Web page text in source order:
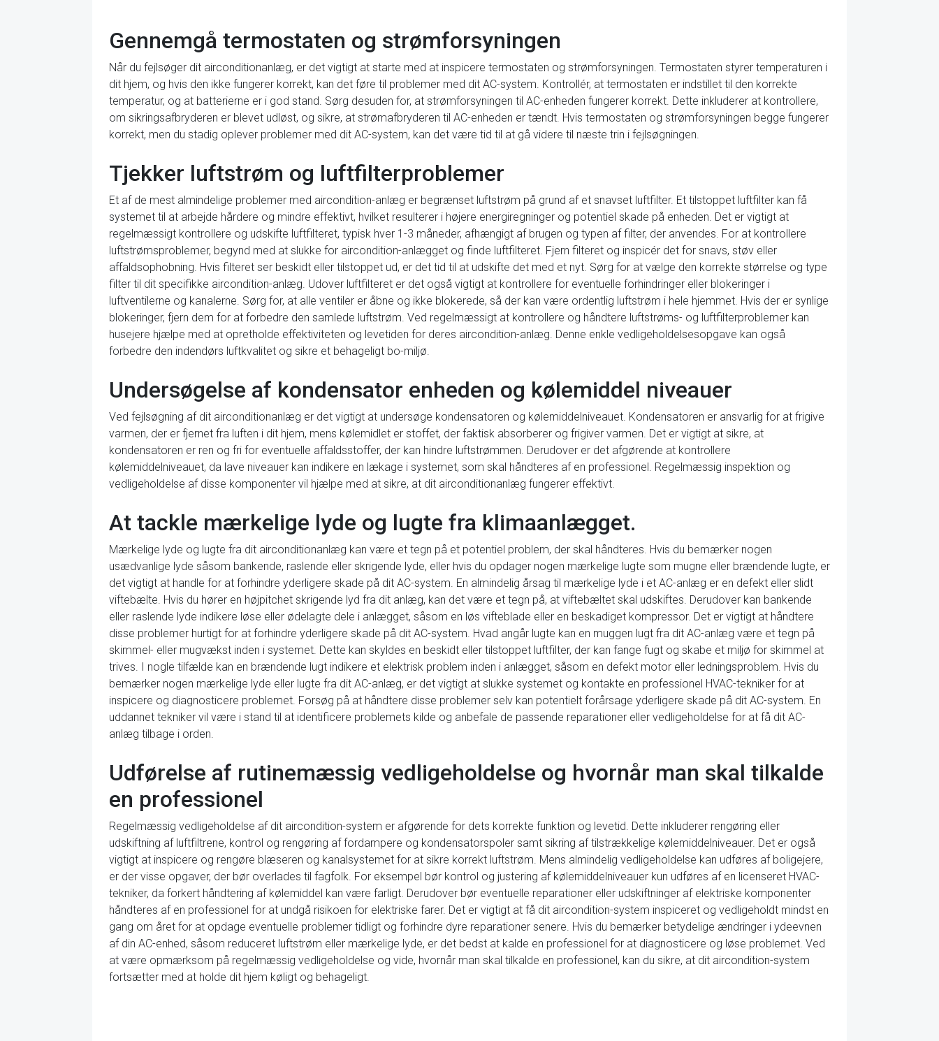
Gennemgå termostaten og strømforsyningen
Når du fejlsøger dit airconditionanlæg, er det vigtigt at starte med at inspicere termostaten og strømforsyningen. Termostaten styrer temperaturen i
dit hjem, og hvis den ikke fungerer korrekt, kan det føre til problemer med dit AC-system. Kontrollér, at termostaten er indstillet til den korrekte
temperatur, og at batterierne er i god stand. Sørg desuden for, at strømforsyningen til AC-enheden fungerer korrekt. Dette inkluderer at kontrollere,
om sikringsafbryderen er blevet udløst, og sikre, at strømafbryderen til AC-enheden er tændt. Hvis termostaten og strømforsyningen begge fungerer
korrekt, men du stadig oplever problemer med dit AC-system, kan det være tid til at gå videre til næste trin i fejlsøgningen.
Tjekker luftstrøm og luftfilterproblemer
Et af de mest almindelige problemer med aircondition-anlæg er begrænset luftstrøm på grund af et snavset luftfilter. Et tilstoppet luftfilter kan få
systemet til at arbejde hårdere og mindre effektivt, hvilket resulterer i højere energiregninger og potentiel skade på enheden. Det er vigtigt at
regelmæssigt kontrollere og udskifte luftfilteret, typisk hver 1-3 måneder, afhængigt af brugen og typen af filter, der anvendes. For at kontrollere
luftstrømsproblemer, begynd med at slukke for aircondition-anlægget og finde luftfilteret. Fjern filteret og inspicér det for snavs, støv eller
affaldsophobning. Hvis filteret ser beskidt eller tilstoppet ud, er det tid til at udskifte det med et nyt. Sørg for at vælge den korrekte størrelse og type
filter til dit specifikke aircondition-anlæg. Udover luftfilteret er det også vigtigt at kontrollere for eventuelle forhindringer eller blokeringer i
luftventilerne og kanalerne. Sørg for, at alle ventiler er åbne og ikke blokerede, så der kan være ordentlig luftstrøm i hele hjemmet. Hvis der er synlige
blokeringer, fjern dem for at forbedre den samlede luftstrøm. Ved regelmæssigt at kontrollere og håndtere luftstrøms- og luftfilterproblemer kan
husejere hjælpe med at opretholde effektiviteten og levetiden for deres aircondition-anlæg. Denne enkle vedligeholdelsesopgave kan også
forbedre den indendørs luftkvalitet og sikre et behageligt bo-miljø.
Undersøgelse af kondensator enheden og kølemiddel niveauer
Ved fejlsøgning af dit airconditionanlæg er det vigtigt at undersøge kondensatoren og kølemiddelniveauet. Kondensatoren er ansvarlig for at frigive
varmen, der er fjernet fra luften i dit hjem, mens kølemidlet er stoffet, der faktisk absorberer og frigiver varmen. Det er vigtigt at sikre, at
kondensatoren er ren og fri for eventuelle affaldsstoffer, der kan hindre luftstrømmen. Derudover er det afgørende at kontrollere
kølemiddelniveauet, da lave niveauer kan indikere en lækage i systemet, som skal håndteres af en professionel. Regelmæssig inspektion og
vedligeholdelse af disse komponenter vil hjælpe med at sikre, at dit airconditionanlæg fungerer effektivt.
At tackle mærkelige lyde og lugte fra klimaanlægget.
Mærkelige lyde og lugte fra dit airconditionanlæg kan være et tegn på et potentiel problem, der skal håndteres. Hvis du bemærker nogen
usædvanlige lyde såsom bankende, raslende eller skrigende lyde, eller hvis du opdager nogen mærkelige lugte som mugne eller brændende lugte, er
det vigtigt at handle for at forhindre yderligere skade på dit AC-system. En almindelig årsag til mærkelige lyde i et AC-anlæg er en defekt eller slidt
viftebælte. Hvis du hører en højpitchet skrigende lyd fra dit anlæg, kan det være et tegn på, at viftebæltet skal udskiftes. Derudover kan bankende
eller raslende lyde indikere løse eller ødelagte dele i anlægget, såsom en løs vifteblade eller en beskadiget kompressor. Det er vigtigt at håndtere
disse problemer hurtigt for at forhindre yderligere skade på dit AC-system. Hvad angår lugte kan en muggen lugt fra dit AC-anlæg være et tegn på
skimmel- eller mugvækst inden i systemet. Dette kan skyldes en beskidt eller tilstoppet luftfilter, der kan fange fugt og skabe et miljø for skimmel at
trives. I nogle tilfælde kan en brændende lugt indikere et elektrisk problem inden i anlægget, såsom en defekt motor eller ledningsproblem. Hvis du
bemærker nogen mærkelige lyde eller lugte fra dit AC-anlæg, er det vigtigt at slukke systemet og kontakte en professionel HVAC-tekniker for at
inspicere og diagnosticere problemet. Forsøg på at håndtere disse problemer selv kan potentielt forårsage yderligere skade på dit AC-system. En
uddannet tekniker vil være i stand til at identificere problemets kilde og anbefale de passende reparationer eller vedligeholdelse for at få dit AC-
anlæg tilbage i orden.
Udførelse af rutinemæssig vedligeholdelse og hvornår man skal tilkalde
en professionel
Regelmæssig vedligeholdelse af dit aircondition-system er afgørende for dets korrekte funktion og levetid. Dette inkluderer rengøring eller
udskiftning af luftfiltrene, kontrol og rengøring af fordampere og kondensatorspoler samt sikring af tilstrækkelige kølemiddelniveauer. Det er også
vigtigt at inspicere og rengøre blæseren og kanalsystemet for at sikre korrekt luftstrøm. Mens almindelig vedligeholdelse kan udføres af boligejere,
er der visse opgaver, der bør overlades til fagfolk. For eksempel bør kontrol og justering af kølemiddelniveauer kun udføres af en licenseret HVAC-
tekniker, da forkert håndtering af kølemiddel kan være farligt. Derudover bør eventuelle reparationer eller udskiftninger af elektriske komponenter
håndteres af en professionel for at undgå risikoen for elektriske farer. Det er vigtigt at få dit aircondition-system inspiceret og vedligeholdt mindst en
gang om året for at opdage eventuelle problemer tidligt og forhindre dyre reparationer senere. Hvis du bemærker betydelige ændringer i ydeevnen
af din AC-enhed, såsom reduceret luftstrøm eller mærkelige lyde, er det bedst at kalde en professionel for at diagnosticere og løse problemet. Ved
at være opmærksom på regelmæssig vedligeholdelse og vide, hvornår man skal tilkalde en professionel, kan du sikre, at dit aircondition-system
fortsætter med at holde dit hjem køligt og behageligt.